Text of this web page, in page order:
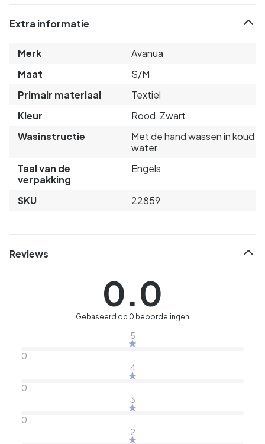
Extra informatie
Merk
Avanua
Maat
S/M
Primair materiaal
Textiel
Kleur
Rood, Zwart
Wasinstructie
Met de hand wassen in koud
water
Taal van de
verpakking
Engels
SKU 22859
Reviews
0.0
Gebaseerd op 0 beoordelingen
5
0
4
0
3
0
2